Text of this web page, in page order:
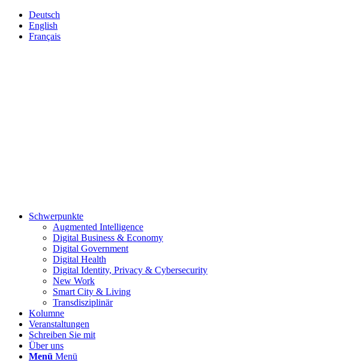
Deutsch
English
Français
Schwerpunkte
Augmented Intelligence
Digital Business & Economy
Digital Government
Digital Health
Digital Identity, Privacy & Cybersecurity
New Work
Smart City & Living
Transdisziplinär
Kolumne
Veranstaltungen
Schreiben Sie mit
Über uns
Menü Menü